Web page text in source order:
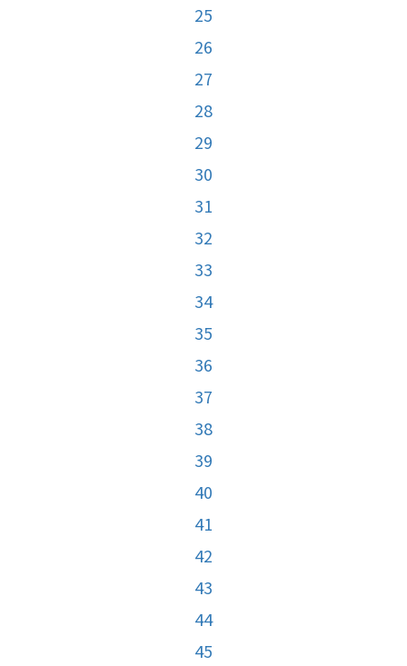
25
26
27
28
29
30
31
32
33
34
35
36
37
38
39
40
41
42
43
44
45